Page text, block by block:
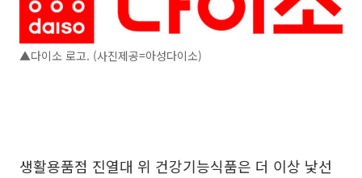
▲다이소 로고. (사진제공=아성다이소)
생활용품점 진열대 위 건강기능식품은 더 이상 낯선